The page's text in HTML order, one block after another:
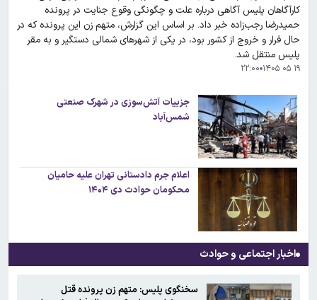
کارآگاهان پلیس آگاهی درباره علت و چگونگی وقوع جنایت در پرونده
حمیدرضا رجب‌زاده خبر داد. بر اساس این گزارش، متهم زن این پرونده که در
حال فرار و خروج از کشور بود، در یکی از شهر‌های شمالی دستگیر و به مقر
پلیس منتقل شد.
۱۹ ۰۵ ۱۴۰۵ ۲۲:۰۰
جزییات آتش‌سوزی در شهرک صنعتی
شمس‌آباد
اعلام جرم دادستانی تهران علیه حامیان
محکومان حوادث دی ۱۴۰۴
اخبار اجتماعی و حوادث
سخنگوی پلیس: متهم زن پرونده قتل